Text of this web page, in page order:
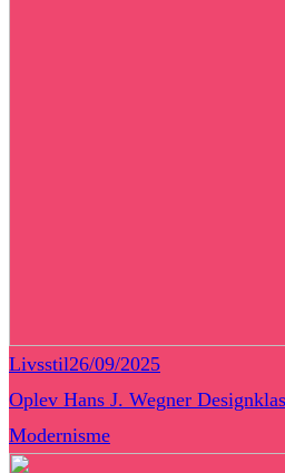
Livsstil26/09/2025
Oplev Hans J. Wegner
Modernisme